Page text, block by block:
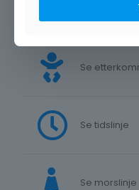
Se
Se tidslinje
Se morslinje